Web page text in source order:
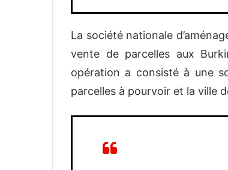
La société nationale
vente de parcelles aux
opération a consisté à une
parcelles à pourvoir et la ville